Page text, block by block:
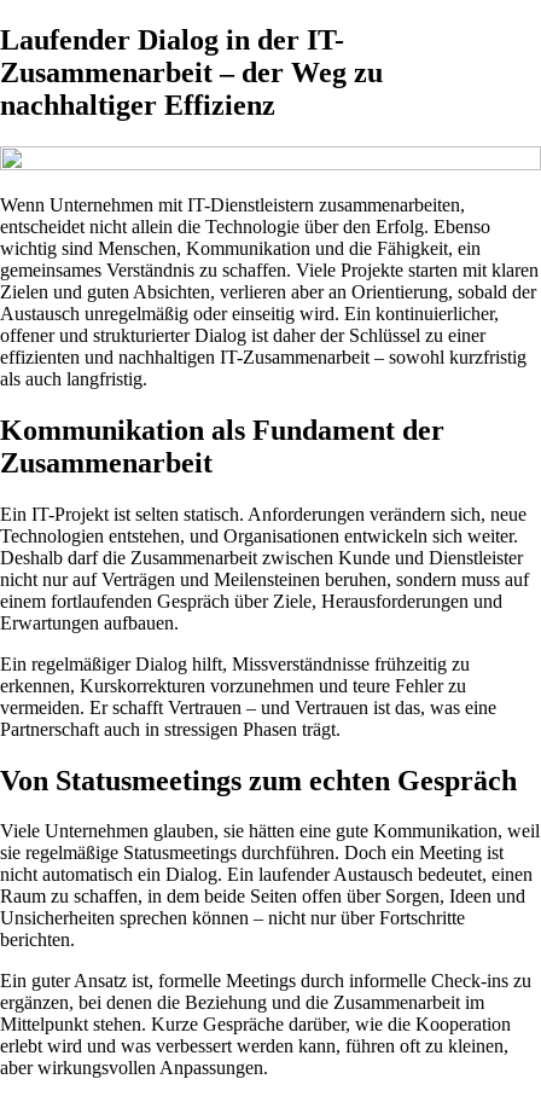
Laufender Dialog in der IT-
Zusammenarbeit – der Weg zu
nachhaltiger Effizienz
Wenn Unternehmen mit IT-Dienstleistern zusammenarbeiten,
entscheidet nicht allein die Technologie über den Erfolg. Ebenso
wichtig sind Menschen, Kommunikation und die Fähigkeit, ein
gemeinsames Verständnis zu schaffen. Viele Projekte starten mit klaren
Zielen und guten Absichten, verlieren aber an Orientierung, sobald der
Austausch unregelmäßig oder einseitig wird. Ein kontinuierlicher,
offener und strukturierter Dialog ist daher der Schlüssel zu einer
effizienten und nachhaltigen IT-Zusammenarbeit – sowohl kurzfristig
als auch langfristig.
Kommunikation als Fundament der
Zusammenarbeit
Ein IT-Projekt ist selten statisch. Anforderungen verändern sich, neue
Technologien entstehen, und Organisationen entwickeln sich weiter.
Deshalb darf die Zusammenarbeit zwischen Kunde und Dienstleister
nicht nur auf Verträgen und Meilensteinen beruhen, sondern muss auf
einem fortlaufenden Gespräch über Ziele, Herausforderungen und
Erwartungen aufbauen.
Ein regelmäßiger Dialog hilft, Missverständnisse frühzeitig zu
erkennen, Kurskorrekturen vorzunehmen und teure Fehler zu
vermeiden. Er schafft Vertrauen – und Vertrauen ist das, was eine
Partnerschaft auch in stressigen Phasen trägt.
Von Statusmeetings zum echten Gespräch
Viele Unternehmen glauben, sie hätten eine gute Kommunikation, weil
sie regelmäßige Statusmeetings durchführen. Doch ein Meeting ist
nicht automatisch ein Dialog. Ein laufender Austausch bedeutet, einen
Raum zu schaffen, in dem beide Seiten offen über Sorgen, Ideen und
Unsicherheiten sprechen können – nicht nur über Fortschritte
berichten.
Ein guter Ansatz ist, formelle Meetings durch informelle Check-ins zu
ergänzen, bei denen die Beziehung und die Zusammenarbeit im
Mittelpunkt stehen. Kurze Gespräche darüber, wie die Kooperation
erlebt wird und was verbessert werden kann, führen oft zu kleinen,
aber wirkungsvollen Anpassungen.